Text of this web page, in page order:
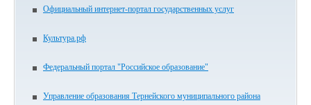
Официальный интернет-портал государственных услуг
Культура.рф
Федеральный портал "Российское образование"
Управление образования Тернейского муниципального района